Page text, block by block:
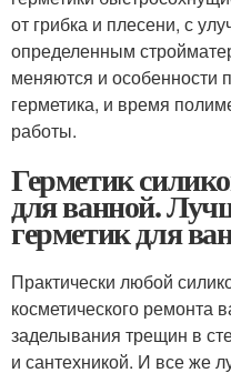
от грибка и плесени, с
определенным
меняются и особенности
герметика, и время
работы.
Герметик
для ванной.
герметик для
Практически любой
косметического ремонта
заделывания трещин в
и сантехникой. И все же